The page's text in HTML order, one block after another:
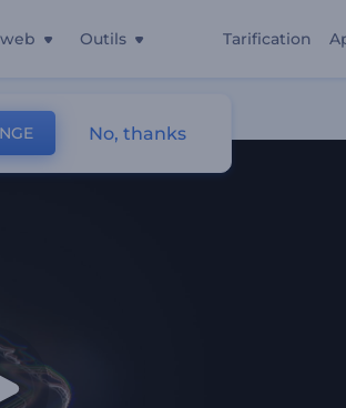
Outils Tarification
No, thanks